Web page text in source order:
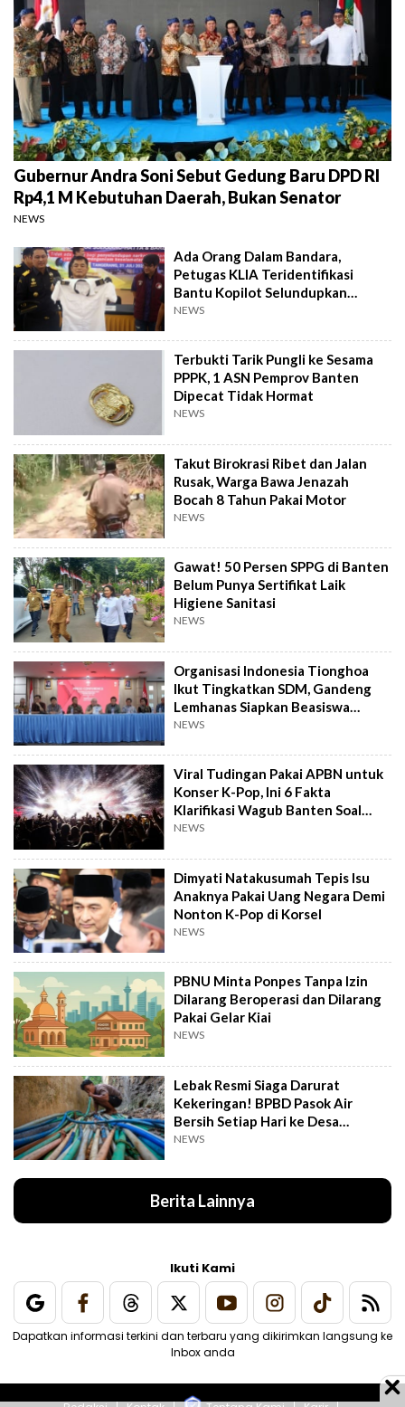
Gubernur Andra Soni Sebut Gedung Baru DPD RI
Rp4,1 M Kebutuhan Daerah, Bukan Senator
NEWS
Ada Orang Dalam Bandara,
Petugas KLIA Teridentifikasi
Bantu Kopilot Selundupkan
Ekstasi ke Indonesia
NEWS
Terbukti Tarik Pungli ke Sesama
PPPK, 1 ASN Pemprov Banten
Dipecat Tidak Hormat
NEWS
Takut Birokrasi Ribet dan Jalan
Rusak, Warga Bawa Jenazah
Bocah 8 Tahun Pakai Motor
NEWS
Gawat! 50 Persen SPPG di Banten
Belum Punya Sertifikat Laik
Higiene Sanitasi
NEWS
Organisasi Indonesia Tionghoa
Ikut Tingkatkan SDM, Gandeng
Lemhanas Siapkan Beasiswa
Hingga S3
NEWS
Viral Tudingan Pakai APBN untuk
Konser K-Pop, Ini 6 Fakta
Klarifikasi Wagub Banten Soal
Putrinya
NEWS
Dimyati Natakusumah Tepis Isu
Anaknya Pakai Uang Negara Demi
Nonton K-Pop di Korsel
NEWS
PBNU Minta Ponpes Tanpa Izin
Dilarang Beroperasi dan Dilarang
Pakai Gelar Kiai
NEWS
Lebak Resmi Siaga Darurat
Kekeringan! BPBD Pasok Air
Bersih Setiap Hari ke Desa
Pelosok
NEWS
Berita Lainnya
Ikuti Kami
Dapatkan informasi terkini dan terbaru yang dikirimkan langsung ke
Inbox anda